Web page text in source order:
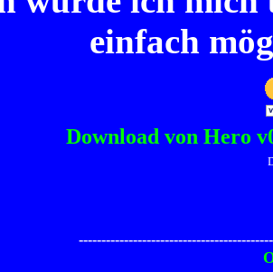
einfach
Download von Hero